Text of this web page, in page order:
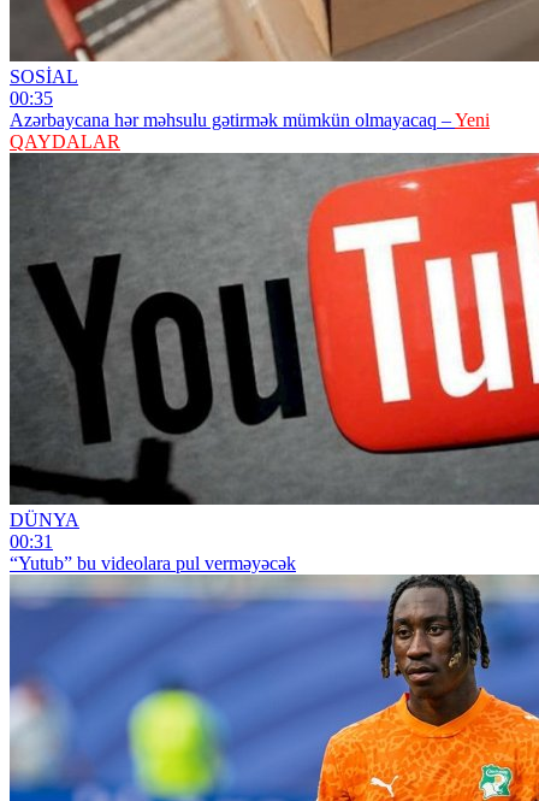
SOSİAL
00:35
Azərbaycana hər məhsulu gətirmək mümkün olmayacaq –Yeni
QAYDALAR
DÜNYA
00:31
“Yutub” bu videolara pul verməyəcək